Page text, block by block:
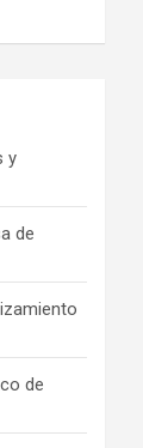
y
de
de